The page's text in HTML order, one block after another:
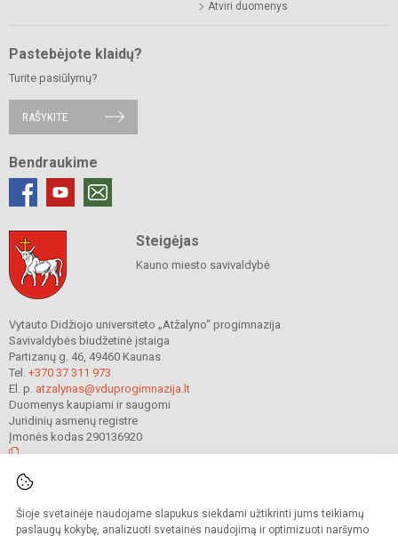
Šioje svetainėje naudojame slapukus siekdami užtikrinti jums teikiamų
paslaugų kokybę, analizuoti svetainės naudojimą ir optimizuoti naršymo
Atviri duomenys
Pastebėjote klaidų?
Turite pasiūlymų?
RAŠYKITE
Bendraukime
Steigėjas
Kauno miesto savivaldybė
Vytauto Didžiojo universiteto „Atžalyno“ progimnazija
Savivaldybės biudžetinė įstaiga
Partizanų g. 46, 49460 Kaunas
Tel. +370 37 311 973
El. p. atzalynas@vduprogimnazija.lt
Duomenys kaupiami ir saugomi
Juridinių asmenų registre
Įmonės kodas 290136920
saugomos.
Kopijuoti turinį be raštiško gimnazijos sutikimo griežtai draudžiama.